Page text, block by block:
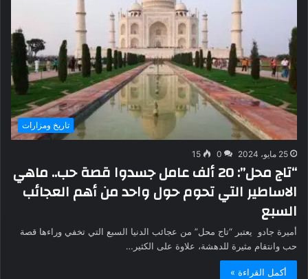
تاريخ ومزارات
25 مايو، 2024 0
15
“تاج محل”: 20 ألف عامل جسدوا قصة حب.. ماهي
الاساطير التي تحوم حول واحد من أهم العجائب
السبع
أميرة جادو يعتبر “تاج محل” من عجائب الدنيا السبع التي تخفي وراءها قصة
حب وانتقام مثيرة للدهشة، علاوة على الكثير…
أكمل القراءة »